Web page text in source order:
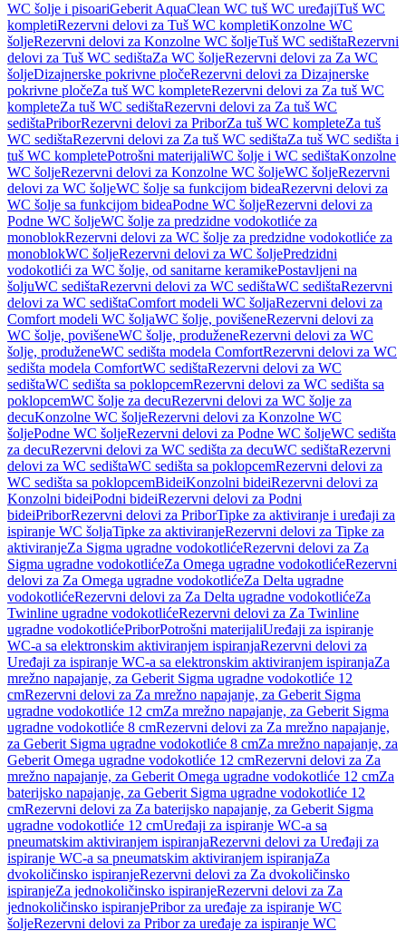
WC šolje i pisoariGeberit AquaClean WC tuš WC uređajiTuš WC
kompletiRezervni delovi za Tuš WC kompletiKonzolne WC
šoljeRezervni delovi za Konzolne WC šoljeTuš WC sedištaRezervni
delovi za Tuš WC sedištaZa WC šoljeRezervni delovi za Za WC
šoljeDizajnerske pokrivne pločeRezervni delovi za Dizajnerske
pokrivne pločeZa tuš WC kompleteRezervni delovi za Za tuš WC
kompleteZa tuš WC sedištaRezervni delovi za Za tuš WC
sedištaPriborRezervni delovi za PriborZa tuš WC kompleteZa tuš
WC sedištaRezervni delovi za Za tuš WC sedištaZa tuš WC sedišta i
tuš WC kompletePotrošni materijaliWC šolje i WC sedištaKonzolne
WC šoljeRezervni delovi za Konzolne WC šoljeWC šoljeRezervni
delovi za WC šoljeWC šolje sa funkcijom bideaRezervni delovi za
WC šolje sa funkcijom bideaPodne WC šoljeRezervni delovi za
Podne WC šoljeWC šolje za predzidne vodokotliće za
monoblokRezervni delovi za WC šolje za predzidne vodokotliće za
monoblokWC šoljeRezervni delovi za WC šoljePredzidni
vodokotlići za WC šolje, od sanitarne keramikePostavljeni na
šoljuWC sedištaRezervni delovi za WC sedištaWC sedištaRezervni
delovi za WC sedištaComfort modeli WC šoljaRezervni delovi za
Comfort modeli WC šoljaWC šolje, povišeneRezervni delovi za
WC šolje, povišeneWC šolje, produženeRezervni delovi za WC
šolje, produženeWC sedišta modela ComfortRezervni delovi za WC
sedišta modela ComfortWC sedištaRezervni delovi za WC
sedištaWC sedišta sa poklopcemRezervni delovi za WC sedišta sa
poklopcemWC šolje za decuRezervni delovi za WC šolje za
decuKonzolne WC šoljeRezervni delovi za Konzolne WC
šoljePodne WC šoljeRezervni delovi za Podne WC šoljeWC sedišta
za decuRezervni delovi za WC sedišta za decuWC sedištaRezervni
delovi za WC sedištaWC sedišta sa poklopcemRezervni delovi za
WC sedišta sa poklopcemBideiKonzolni bideiRezervni delovi za
Konzolni bideiPodni bideiRezervni delovi za Podni
bideiPriborRezervni delovi za PriborTipke za aktiviranje i uređaji za
ispiranje WC šoljaTipke za aktiviranjeRezervni delovi za Tipke za
aktiviranjeZa Sigma ugradne vodokotlićeRezervni delovi za Za
Sigma ugradne vodokotlićeZa Omega ugradne vodokotlićeRezervni
delovi za Za Omega ugradne vodokotlićeZa Delta ugradne
vodokotlićeRezervni delovi za Za Delta ugradne vodokotlićeZa
Twinline ugradne vodokotlićeRezervni delovi za Za Twinline
ugradne vodokotlićePriborPotrošni materijaliUređaji za ispiranje
WC-a sa elektronskim aktiviranjem ispiranjaRezervni delovi za
Uređaji za ispiranje WC-a sa elektronskim aktiviranjem ispiranjaZa
mrežno napajanje, za Geberit Sigma ugradne vodokotliće 12
cmRezervni delovi za Za mrežno napajanje, za Geberit Sigma
ugradne vodokotliće 12 cmZa mrežno napajanje, za Geberit Sigma
ugradne vodokotliće 8 cmRezervni delovi za Za mrežno napajanje,
za Geberit Sigma ugradne vodokotliće 8 cmZa mrežno napajanje, za
Geberit Omega ugradne vodokotliće 12 cmRezervni delovi za Za
mrežno napajanje, za Geberit Omega ugradne vodokotliće 12 cmZa
baterijsko napajanje, za Geberit Sigma ugradne vodokotliće 12
cmRezervni delovi za Za baterijsko napajanje, za Geberit Sigma
ugradne vodokotliće 12 cmUređaji za ispiranje WC-a sa
pneumatskim aktiviranjem ispiranjaRezervni delovi za Uređaji za
ispiranje WC-a sa pneumatskim aktiviranjem ispiranjaZa
dvokoličinsko ispiranjeRezervni delovi za Za dvokoličinsko
ispiranjeZa jednokoličinsko ispiranjeRezervni delovi za Za
jednokoličinsko ispiranjePribor za uređaje za ispiranje WC
šoljeRezervni delovi za Pribor za uređaje za ispiranje WC